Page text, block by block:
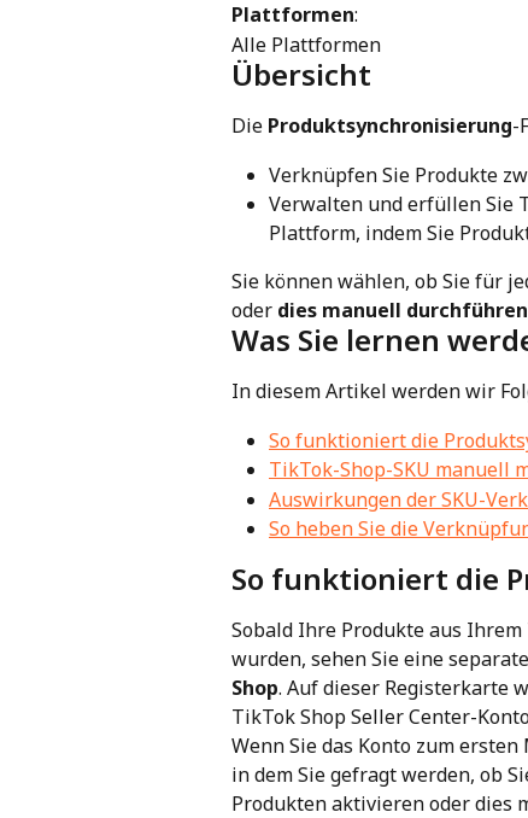
Plattformen:
Alle Plattformen
Übersicht
Die Produktsynchronisierung-
Verknüpfen Sie Produkte
Verwalten und erfüllen Sie
Plattform, indem Sie
Sie können wählen, ob Sie für
oder dies manuell durchführen
Was Sie lernen
In diesem Artikel werden wir
So funktioniert die
TikTok-Shop-SKU manuell
Auswirkungen der SKU-
So heben Sie die
So funktioniert die
Sobald Ihre Produkte aus
wurden, sehen Sie eine
Shop. Auf dieser Registerkarte
TikTok Shop Seller Center-
Wenn Sie das Konto zum
in dem Sie gefragt werden, ob
Produkten aktivieren oder dies